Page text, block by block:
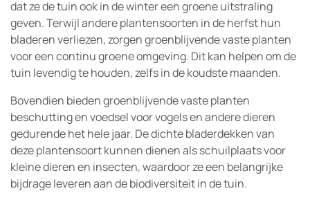
dat ze de tuin ook in de winter een groene uitstraling
geven. Terwijl andere plantensoorten in de herfst hun
bladeren verliezen, zorgen groenblijvende vaste planten
voor een continu groene omgeving. Dit kan helpen om de
tuin levendig te houden, zelfs in de koudste maanden.
Bovendien bieden groenblijvende vaste planten
beschutting en voedsel voor vogels en andere dieren
gedurende het hele jaar. De dichte bladerdekken van
deze plantensoort kunnen dienen als schuilplaats voor
kleine dieren en insecten, waardoor ze een belangrijke
bijdrage leveren aan de biodiversiteit in de tuin.